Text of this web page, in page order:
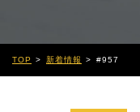
TOP 新着情報 #957